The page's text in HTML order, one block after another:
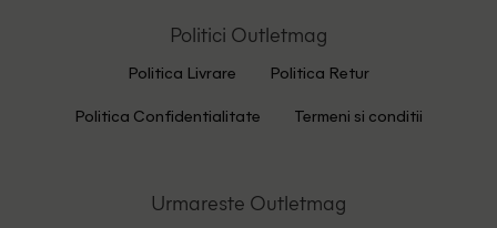
Politici Outletmag
Politica Livrare Politica Retur
Politica Confidentialitate Termeni si conditii
Urmareste Outletmag